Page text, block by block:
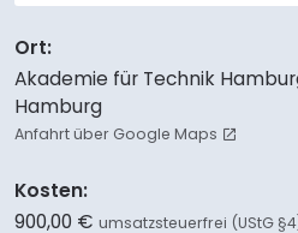
Ort:
Akademie für Technik
Hamburg
Anfahrt über Google Maps
Kosten:
900,00 € umsatzsteuerfrei (UStG